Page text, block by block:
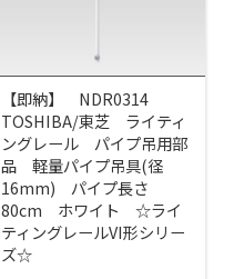
【即納】 NDR0314
TOSHIBA/東芝 ライティ
ングレール パイプ吊用部
品 軽量パイプ吊具(径
16mm) パイプ長さ
80cm ホワイト ☆ライ
ティングレールVI形シリー
ズ☆